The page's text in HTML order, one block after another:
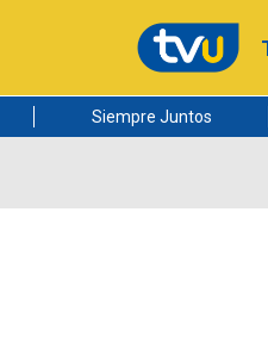
Siempre Juntos